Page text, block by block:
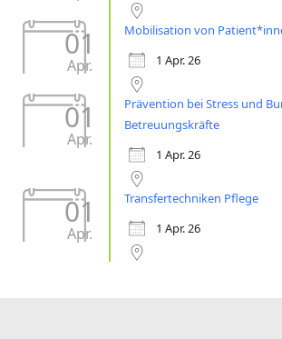
01
Apr.
Mobilisation von
1 Apr. 26
01
Apr.
Prävention bei Stress und
Betreuungskräfte
1 Apr. 26
01
Apr.
Transfertechniken Pflege
1 Apr. 26